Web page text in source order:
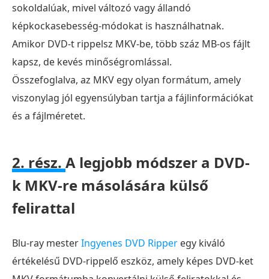
DVD
MKV-
vé
konvertálásával
kapcsolatban
sokoldalúak, mivel változó vagy állandó
képkockasebesség-módokat is használhatnak.
Amikor DVD-t rippelsz MKV-be, több száz MB-os fájlt
kapsz, de kevés minőségromlással.
Összefoglalva, az MKV egy olyan formátum, amely
viszonylag jól egyensúlyban tartja a fájlinformációkat
és a fájlméretet.
2. rész. A legjobb módszer a DVD-
k MKV-re másolására külső
felirattal
Blu-ray mesterIngyenes DVD Ripper egy kiváló
értékelésű DVD-rippelő eszköz, amely képes DVD-ket